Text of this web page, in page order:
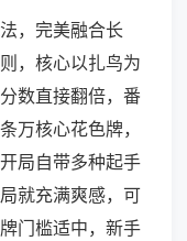
，完美融合长
，核心以扎鸟为
数直接翻倍，番
万核心花色牌，
局自带多种起手
就充满爽感，可
门槛适中，新手